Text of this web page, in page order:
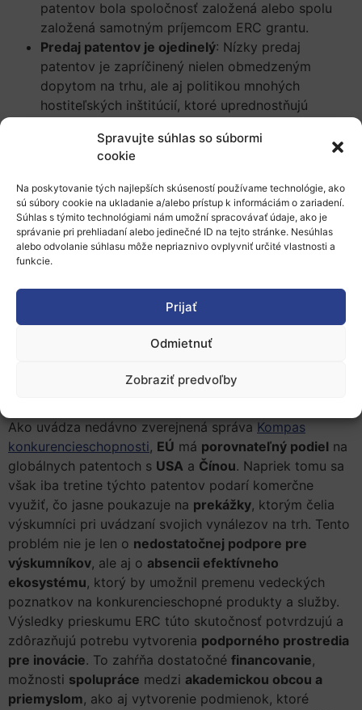
Spravujte súhlas so súbormi
cookie
Na poskytovanie tých najlepších skúseností používame technológie, ako
sú súbory cookie na ukladanie a/alebo prístup k informáciám o zariadení.
Súhlas s týmito technológiami nám umožní spracovávať údaje, ako je
správanie pri prehliadaní alebo jedinečné ID na tejto stránke. Nesúhlas
alebo odvolanie súhlasu môže nepriaznivo ovplyvniť určité vlastnosti a
funkcie.
Prijať
Odmietnuť
Zobraziť predvoľby
patentov bola spoločnosť založená alebo spolu
založená samotným príjemcom ERC grantu.
Predaj patentov je ojedinelý: Nízky predaj
patentov je zapríčinený nielen obmedzeným
dopytom na trhu, ale aj politikou mnohých
hostiteľských inštitúcií, ktoré uprednostňujú
Nevyužité patenty:V porovnaní s ostatnými
výskumníkmi majú príjemcovia ERC grantov vyšší
podiel nevyužitých patentov. To môže odrážať
ranú fázu výskumu, ktorý si často vyžaduje
dodatočný vývoj, aby patenty dosiahli komerčnú
životaschopnosť. Tieto zistenia zároveň
vyvolávajú obavy, či univerzity nekladú príliš veľký
obmedziť širšie spoločenské benefity otvorených
Inovačná priepasť v Európe: čo brzdí
európskych vedcov?
Ako uvádza nedávno zverejnená správa Kompas
konkurencieschopnosti, EÚ má porovnateľný podiel na
globálnych patentoch s USA a Čínou. Napriek tomu sa
však iba tretine týchto patentov podarí komerčne
využiť, čo jasne poukazuje na prekážky, ktorým čelia
výskumníci pri uvádzaní svojich vynálezov na trh. Tento
problém nie je len o nedostatočnej podpore pre
výskumníkov, ale aj o absencii efektívneho
ekosystému, ktorý by umožnil premenu vedeckých
poznatkov na konkurencieschopné produkty a služby.
Výsledky prieskumu ERC túto skutočnosť potvrdzujú a
zdôrazňujú potrebu vytvorenia podporného prostredia
pre inovácie. To zahŕňa dostatočné financovanie,
možnosti spolupráce medzi akademickou obcou a
priemyslom, ako aj vytvorenie podmienok, ktoré